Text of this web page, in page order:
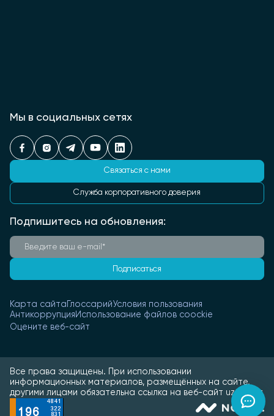
Мы в социальных сетях
Связаться с нами
Служба корпоративного доверия
Подпишитесь на обновления:
Подписаться
Карта сайта Глоссарий Условия пользования
Антикоррупция Использование файлов coockie
Оцените веб-сайт
Все права защищены. При использовании
информационных материалов, размещённых на сайте,
другими лицами обязательна ссылка на веб-сайт uztmk.uz